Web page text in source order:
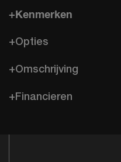
+Kenmerken
+Opties
+Omschrijving
+Financieren